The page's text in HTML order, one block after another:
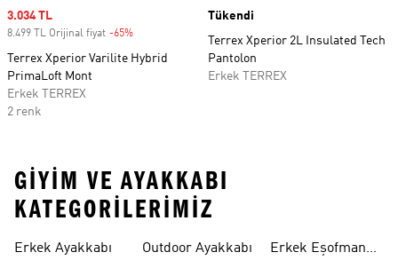
Sale price
3.034 TL
8.499 TL Orijinal fiyat -65%
Terrex Xperior Varilite Hybrid
PrimaLoft Mont
Erkek TERREX
2 renk
Tükendi
Terrex Xperior 2L Insulated Tech
Pantolon
Erkek TERREX
GIYIM VE AYAKKABI
KATEGORILERIMIZ
Erkek Ayakkabı Outdoor Ayakkabı
Erkek Eşofman